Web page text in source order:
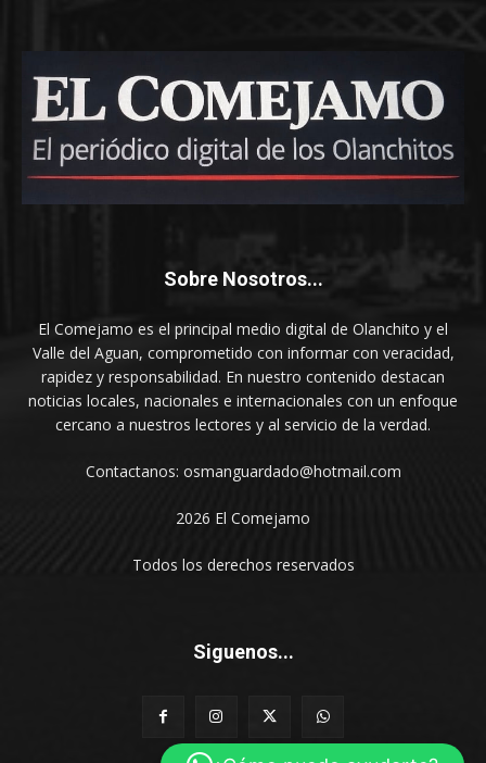
Sobre Nosotros...
El Comejamo es el principal medio digital de Olanchito y el
Valle del Aguan, comprometido con informar con veracidad,
rapidez y responsabilidad. En nuestro contenido destacan
noticias locales, nacionales e internacionales con un enfoque
cercano a nuestros lectores y al servicio de la verdad.
Contactanos: osmanguardado@hotmail.com
2026 El Comejamo
Todos los derechos reservados
Siguenos...